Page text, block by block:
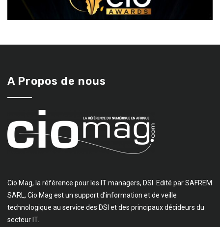
A Propos de nous
Cio Mag, la référence pour les IT managers, DSI. Edité par SAFREM
SARL, Cio Mag est un support d’information et de veille
technologique au service des DSI et des principaux décideurs du
secteur IT.